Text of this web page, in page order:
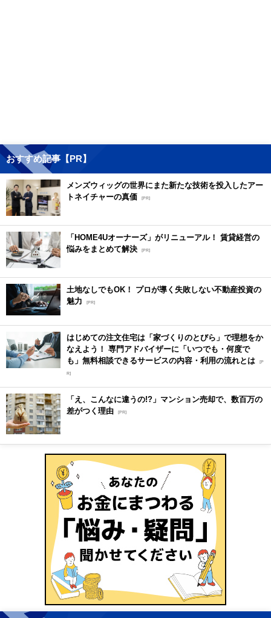
おすすめ記事【PR】
メンズウィッグの世界にまた新たな技術を投入したアー
トネイチャーの真価 [PR]
「HOME4Uオーナーズ」がリニューアル！ 賃貸経営の
悩みをまとめて解決 [PR]
土地なしでもOK！ プロが導く失敗しない不動産投資の
魅力
[PR]
はじめての注文住宅は「家づくりのとびら」で理想をか
なえよう！ 専門アドバイザーに「いつでも・何度で
も」無料相談できるサービスの内容・利用の流れとは [P
R]
「え、こんなに違うの!?」マンション売却で、数百万の
差がつく理由 [PR]